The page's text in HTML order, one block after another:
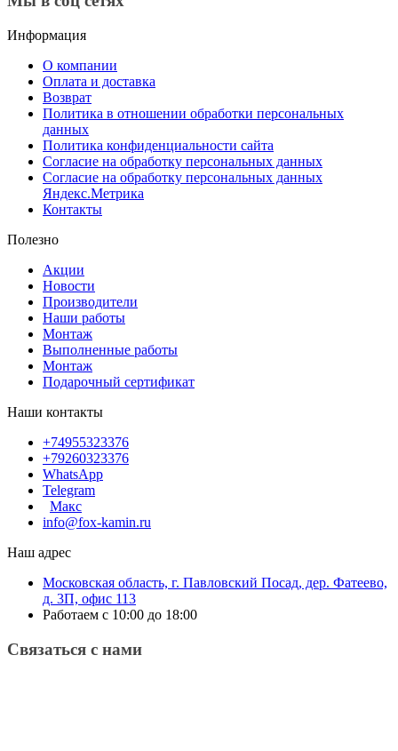
Информация
О компании
Оплата и доставка
Возврат
Политика в отношении обработки персональных
данных
Политика конфиденциальности сайта
Согласие на обработку персональных данных
Согласие на обработку персональных данных
Яндекс.Метрика
Контакты
Полезно
Акции
Новости
Производители
Наши работы
Монтаж
Выполненные работы
Монтаж
Подарочный сертификат
Наши контакты
+74955323376
+79260323376
WhatsApp
Telegram
Макс
info@fox-kamin.ru
Наш адрес
Московская область, г. Павловский Посад, дер. Фатеево,
д. 3П, офис 113
Работаем с 10:00 до 18:00
Связаться с нами